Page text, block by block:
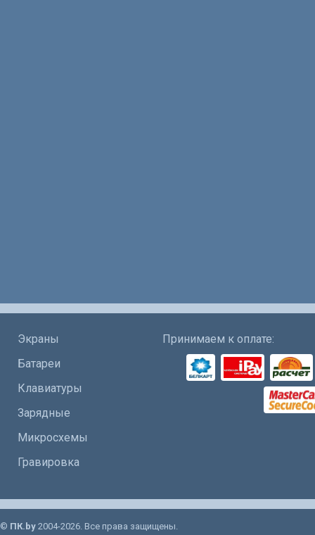
Экраны
Батареи
Клавиатуры
Зарядные
Микросхемы
Гравировка
Принимаем к оплате:
© ПК.by 2004-2026. Все права защищены.